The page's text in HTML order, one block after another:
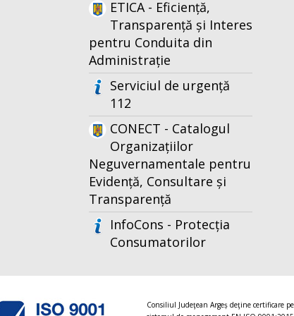
ETICA - Eficiență,
Transparență și Interes
pentru Conduita din
Administrație
Serviciul de urgență
112
CONECT - Catalogul
Organizațiilor
Neguvernamentale pentru
Evidență, Consultare și
Transparență
InfoCons - Protecția
Consumatorilor
Consiliul Judeţean Argeș deţine certificare